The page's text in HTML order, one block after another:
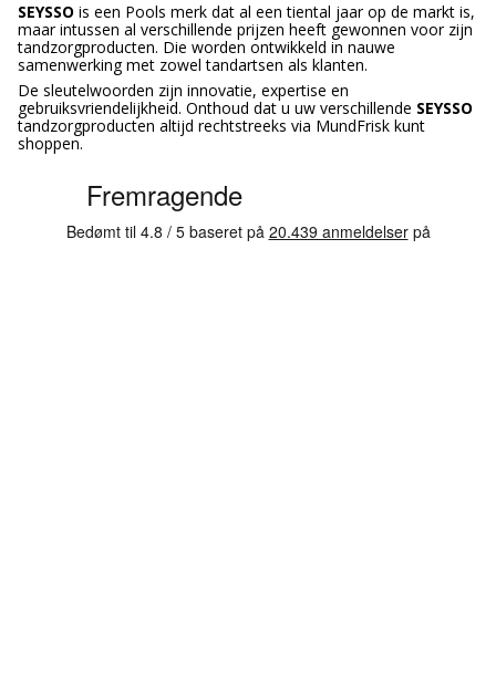
SEYSSO is een Pools merk dat al een tiental jaar op de markt is,
maar intussen al verschillende prijzen heeft gewonnen voor zijn
tandzorgproducten. Die worden ontwikkeld in nauwe
samenwerking met zowel tandartsen als klanten.
De sleutelwoorden zijn innovatie, expertise en
gebruiksvriendelijkheid. Onthoud dat u uw verschillende SEYSSO
tandzorgproducten altijd rechtstreeks via MundFrisk kunt
shoppen.